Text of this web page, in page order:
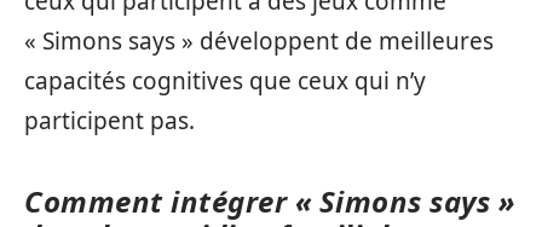
« Simons says » développent de meilleures
capacités cognitives que ceux qui n’y
participent pas.
Comment intégrer « Simons says »